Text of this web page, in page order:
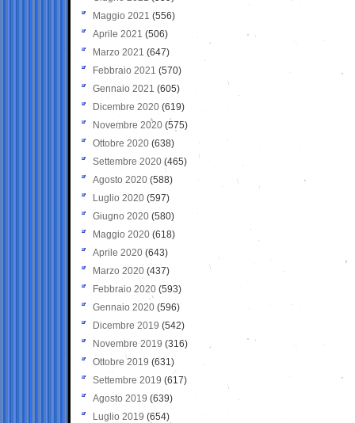
Maggio 2021 (556)
Aprile 2021 (506)
Marzo 2021 (647)
Febbraio 2021 (570)
Gennaio 2021 (605)
Dicembre 2020 (619)
Novembre 2020 (575)
Ottobre 2020 (638)
Settembre 2020(465)
Agosto 2020 (588)
Luglio 2020 (597)
Giugno 2020 (580)
Maggio 2020 (618)
Aprile 2020 (643)
Marzo 2020 (437)
Febbraio 2020 (593)
Gennaio 2020 (596)
Dicembre 2019 (542)
Novembre 2019 (316)
Ottobre 2019 (631)
Settembre 2019 (617)
Agosto 2019 (639)
Luglio 2019 (654)